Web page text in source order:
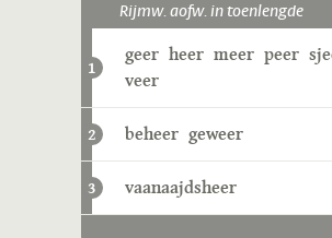
Rijmw. aofw. in toenlengde
1
geer heer meer peer
veer
2 beheer geweer
3 vaanaajdsheer